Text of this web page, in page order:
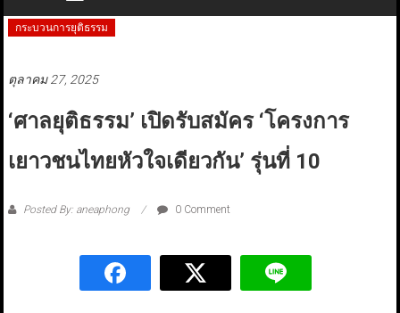
กระบวนการยุติธรรม
ตุลาคม 27, 2025
‘ศาลยุติธรรม’ เปิดรับสมัคร ‘โครงการ
เยาวชนไทยหัวใจเดียวกัน’ รุ่นที่ 10
Posted By: aneaphong 0 Comment